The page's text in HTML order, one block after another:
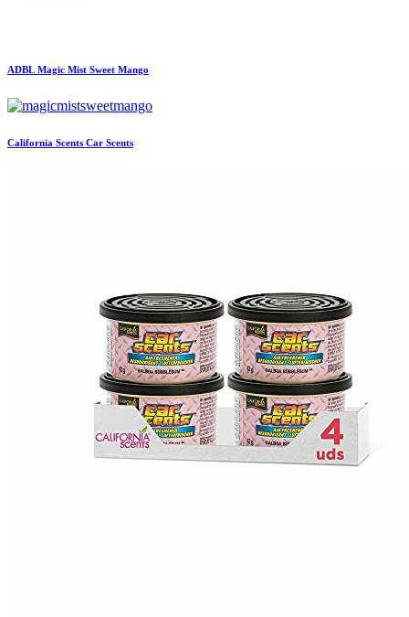
ADBL Magic Mist Sweet Mango
California Scents Car Scents